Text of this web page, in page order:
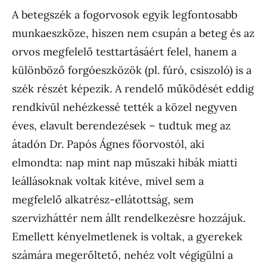
A betegszék a fogorvosok egyik legfontosabb
munkaeszköze, hiszen nem csupán a beteg és az
orvos megfelelő testtartásáért felel, hanem a
különböző forgóeszközök (pl. fúró, csiszoló) is a
szék részét képezik. A rendelő működését eddig
rendkívül nehézkessé tették a közel negyven
éves, elavult berendezések – tudtuk meg az
átadón Dr. Papós Ágnes főorvostól, aki
elmondta: nap mint nap műszaki hibák miatti
leállásoknak voltak kitéve, mivel sem a
megfelelő alkatrész-ellátottság, sem
szervizháttér nem állt rendelkezésre hozzájuk.
Emellett kényelmetlenek is voltak, a gyerekek
számára megerőltető, nehéz volt végigülni a